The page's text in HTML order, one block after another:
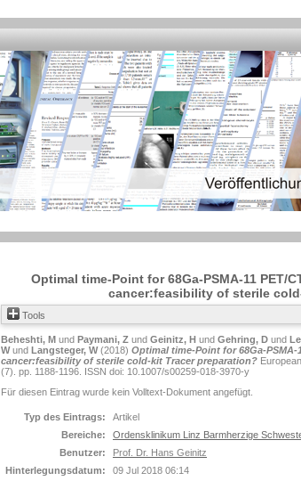
Optimal time-Point for 68Ga-PSMA-11 PET/
cancer:feasibility of sterile
Tools
Beheshti, M und Paymani, Z und Geinitz, H und Gehring, D und
Wund Langsteger, W(2018) Optimal time-Point for 68Ga-
cancer:feasibility of sterile cold-kit Tracer preparation?
(7). pp. 1188-1196. ISSN doi: 10.1007/s00259-018-3970-y
Für diesen Eintrag wurde kein Volltext-Dokument angefügt.
Typ des Eintrags:
Artikel
Bereiche:
Ordensklinikum Linz Barmherzige
Benutzer:
Prof. Dr. Hans Geinitz
Hinterlegungsdatum:
09 Jul 2018 06:14